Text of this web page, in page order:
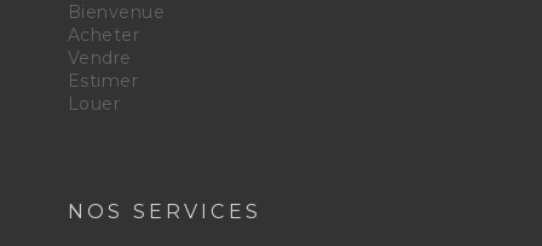
Bienvenue
Acheter
Vendre
Estimer
Louer
NOS SERVICES